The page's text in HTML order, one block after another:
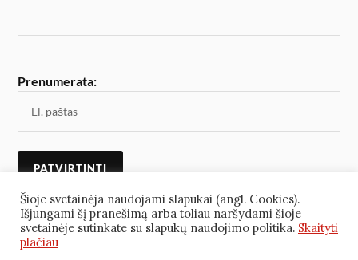
Prenumerata:
Šioje svetainėja naudojami slapukai (angl. Cookies).
Išjungami šį pranešimą arba toliau naršydami šioje
svetainėje sutinkate su slapukų naudojimo politika. Skaityti
plačiau